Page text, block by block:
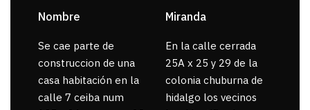
Nombre
Se cae parte de
construccion de una
casa habitación en la
calle 7 ceiba num
Miranda
En la calle cerrada
25A x 25 y 29 de la
colonia chuburna de
hidalgo los vecinos